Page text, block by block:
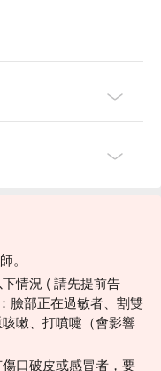
。
情況 ( 請先提前告
臉部正在過敏者、割雙
嗽、打噴嚏（會影響
口破皮或感冒者，要